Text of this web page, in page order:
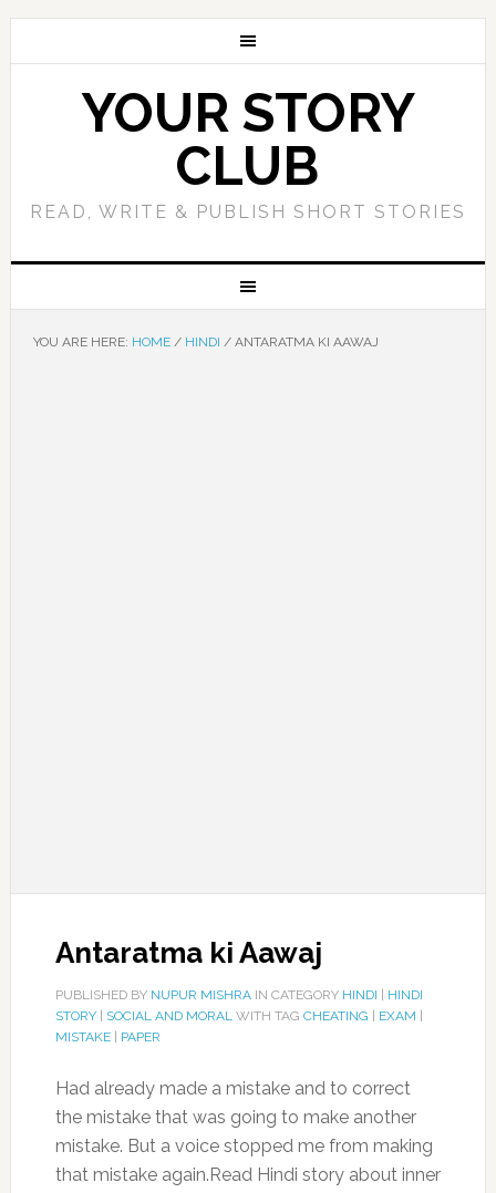
YOUR STORY
CLUB
READ, WRITE & PUBLISH SHORT STORIES
YOU ARE HERE: HOME / HINDI /ANTARATMA KI AAWAJ
Antaratma ki Aawaj
PUBLISHED BY NUPUR MISHRAIN CATEGORY HINDI
HINDI
STORY| SOCIAL AND MORALWITH TAG CHEATING EXAM
MISTAKE| PAPER
Had already made a mistake and to correct
the mistake that was going to make another
mistake. But a voice stopped me from making
that mistake again.Read Hindi story about inner